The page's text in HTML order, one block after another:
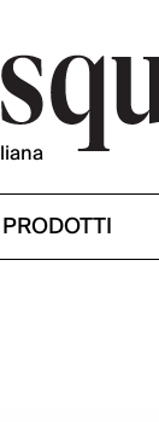
PRODOTTI